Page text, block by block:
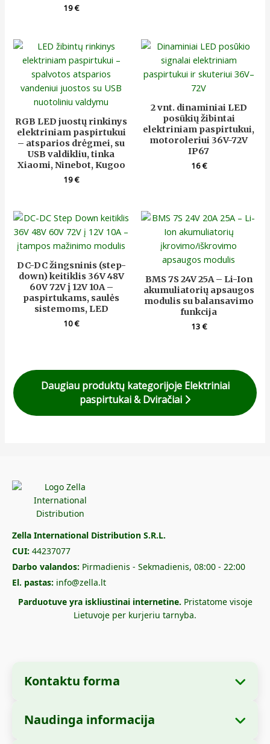
19€
RGB LED juostų rinkinys
elektriniam paspirtukui
– atsparios drėgmei, su
USB valdikliu, tinka
Xiaomi, Ninebot, Kugoo
19€
2 vnt. dinaminiai LED
posūkių žibintai
elektriniam paspirtukui,
motoroleriui 36V-72V
IP67
16€
DC-DC žingsninis (step-
down) keitiklis 36V 48V
60V 72V į 12V 10A –
paspirtukams, saulės
sistemoms, LED
10€
BMS 7S 24V 25A – Li-Ion
akumuliatorių apsaugos
modulis su balansavimo
funkcija
13€
Daugiau produktų kategorijoje Elektriniai
paspirtukai & Dviračiai
Zella International Distribution S.R.L.
CUI: 44237077
Darbo valandos: Pirmadienis - Sekmadienis, 08:00 - 22:00
El. pastas: info@zella.lt
Parduotuve yra iskliustinai internetine. Pristatome visoje
Lietuvoje per kurjeriu tarnyba.
Kontaktu forma
Naudinga informacija